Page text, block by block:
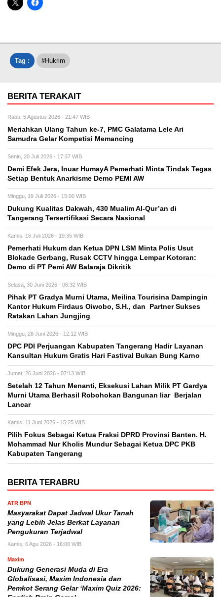
Tag : #hukrim
BERITA TERAKAIT
Rabu, 5 Agustus 2026 - 21:47 WIB
Meriahkan Ulang Tahun ke-7, PMC Galatama Lele Ari
Samudra Gelar Kompetisi Memancing
Senin, 20 Juli 2026 - 17:37 WIB
Demi Efek Jera, Inuar HumayA Pemerhati Minta Tindak Tegas
Setiap Bentuk Anarkisme Demo PEMI AW
Minggu, 19 Juli 2026 - 15:00 WIB
Dukung Kualitas Dakwah, 430 Mualim Al-Qur’an di
Tangerang Tersertifikasi Secara Nasional
Kamis, 16 Juli 2026 - 19:35 WIB
Pemerhati Hukum dan Ketua DPN LSM Minta Polis Usut
Blokade Gerbang, Rusak CCTV hingga Lempar Kotoran:
Demo di PT Pemi AW Balaraja Dikritik
Selasa, 30 Juni 2026 - 06:32 WIB
Pihak PT Gradya Murni Utama, Meilina Tourisina Dampingin
Kantor Hukum Firdaus Oiwobo, S.H., dan Partner Sukses
Ratakan Lahan Jungjing
Minggu, 28 Juni 2026 - 12:12 WIB
DPC PDI Perjuangan Kabupaten Tangerang Hadir Layanan
Kansultan Hukum Gratis Hari Fastival Bukan Bung Karno
Jumat, 26 Juni 2026 - 07:13 WIB
Setelah 12 Tahun Menanti, Eksekusi Lahan Milik PT Gardya
Murni Utama Berhasil Robohokan Bangunan liar Berjalan
Lancar
Kamis, 11 Juni 2026 - 15:25 WIB
Pilih Fokus Sebagai Ketua Fraksi DPRD Provinsi Banten. H.
Mohammad Nur Kholis Mundur Sebagai Ketua DPC PKB
Kabupaten Tangerang
BERITA TERABRU
ATR BPN
Masyarakat Dapat Jadwal Ukur Tanah
yang Lebih Jelas Berkat Layanan
Pengukuran Terjadwal
Kamis, 6 Agu 2026 - 16:00 WIB
Maxim
Dukung Generasi Muda di Era
Globalisasi, Maxim Indonesia dan
Pemkot Serang Gelar ‘Maxim Quiz 2026: